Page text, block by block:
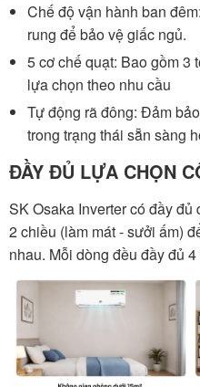
Chế độ vận hành ban
rung để bảo vệ giấc ngủ.
5 cơ chế quạt: Bao gồm 3
lựa chọn theo nhu cầu
Tự động rã đông: Đảm
trong trạng thái sẵn sàng
ĐẦY ĐỦ LỰA CHỌN
SK Osaka Inverter có đầy
2 chiều (làm mát - sưởi ấm)
nhau. Mỗi dòng đều đầy đủ